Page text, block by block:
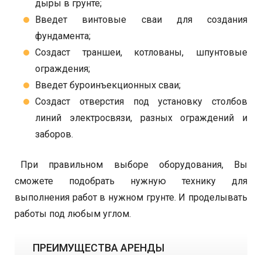
дыры в грунте;
Введет винтовые сваи для создания
фундамента;
Создаст траншеи, котлованы, шпунтовые
ограждения;
Введет буроинъекционных сваи;
Создаст отверстия под установку столбов
линий электросвязи, разных ограждений и
заборов.
При правильном выборе оборудования, Вы
сможете подобрать нужную технику для
выполнения работ в нужном грунте. И проделывать
работы под любым углом.
ПРЕИМУЩЕСТВА АРЕНДЫ